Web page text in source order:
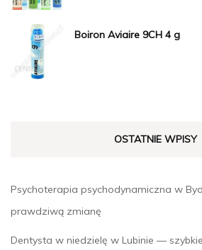
Boiron Aviaire 9CH 4 g
OSTATNIE WPISY
Psychoterapia psychodynamiczna w
prawdziwą zmianę
Dentysta w niedzielę w Lubinie —